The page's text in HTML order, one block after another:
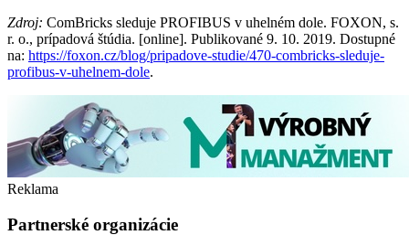
Zdroj: ComBricks sleduje PROFIBUS v uhelném dole. FOXON, s.
r. o., prípadová štúdia. [online]. Publikované 9. 10. 2019. Dostupné
na: https://foxon.cz/blog/pripadove-studie/470-combricks-sleduje-
profibus-v-uhelnem-dole.
Reklama
Partnerské organizácie